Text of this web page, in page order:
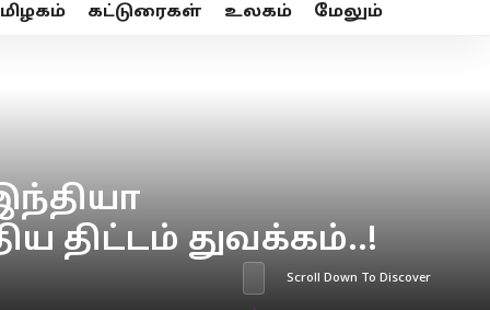
கட்டுரைகள் உலகம் மேலும்
திட்டம் துவக்கம்..!
Scroll Down To Discover